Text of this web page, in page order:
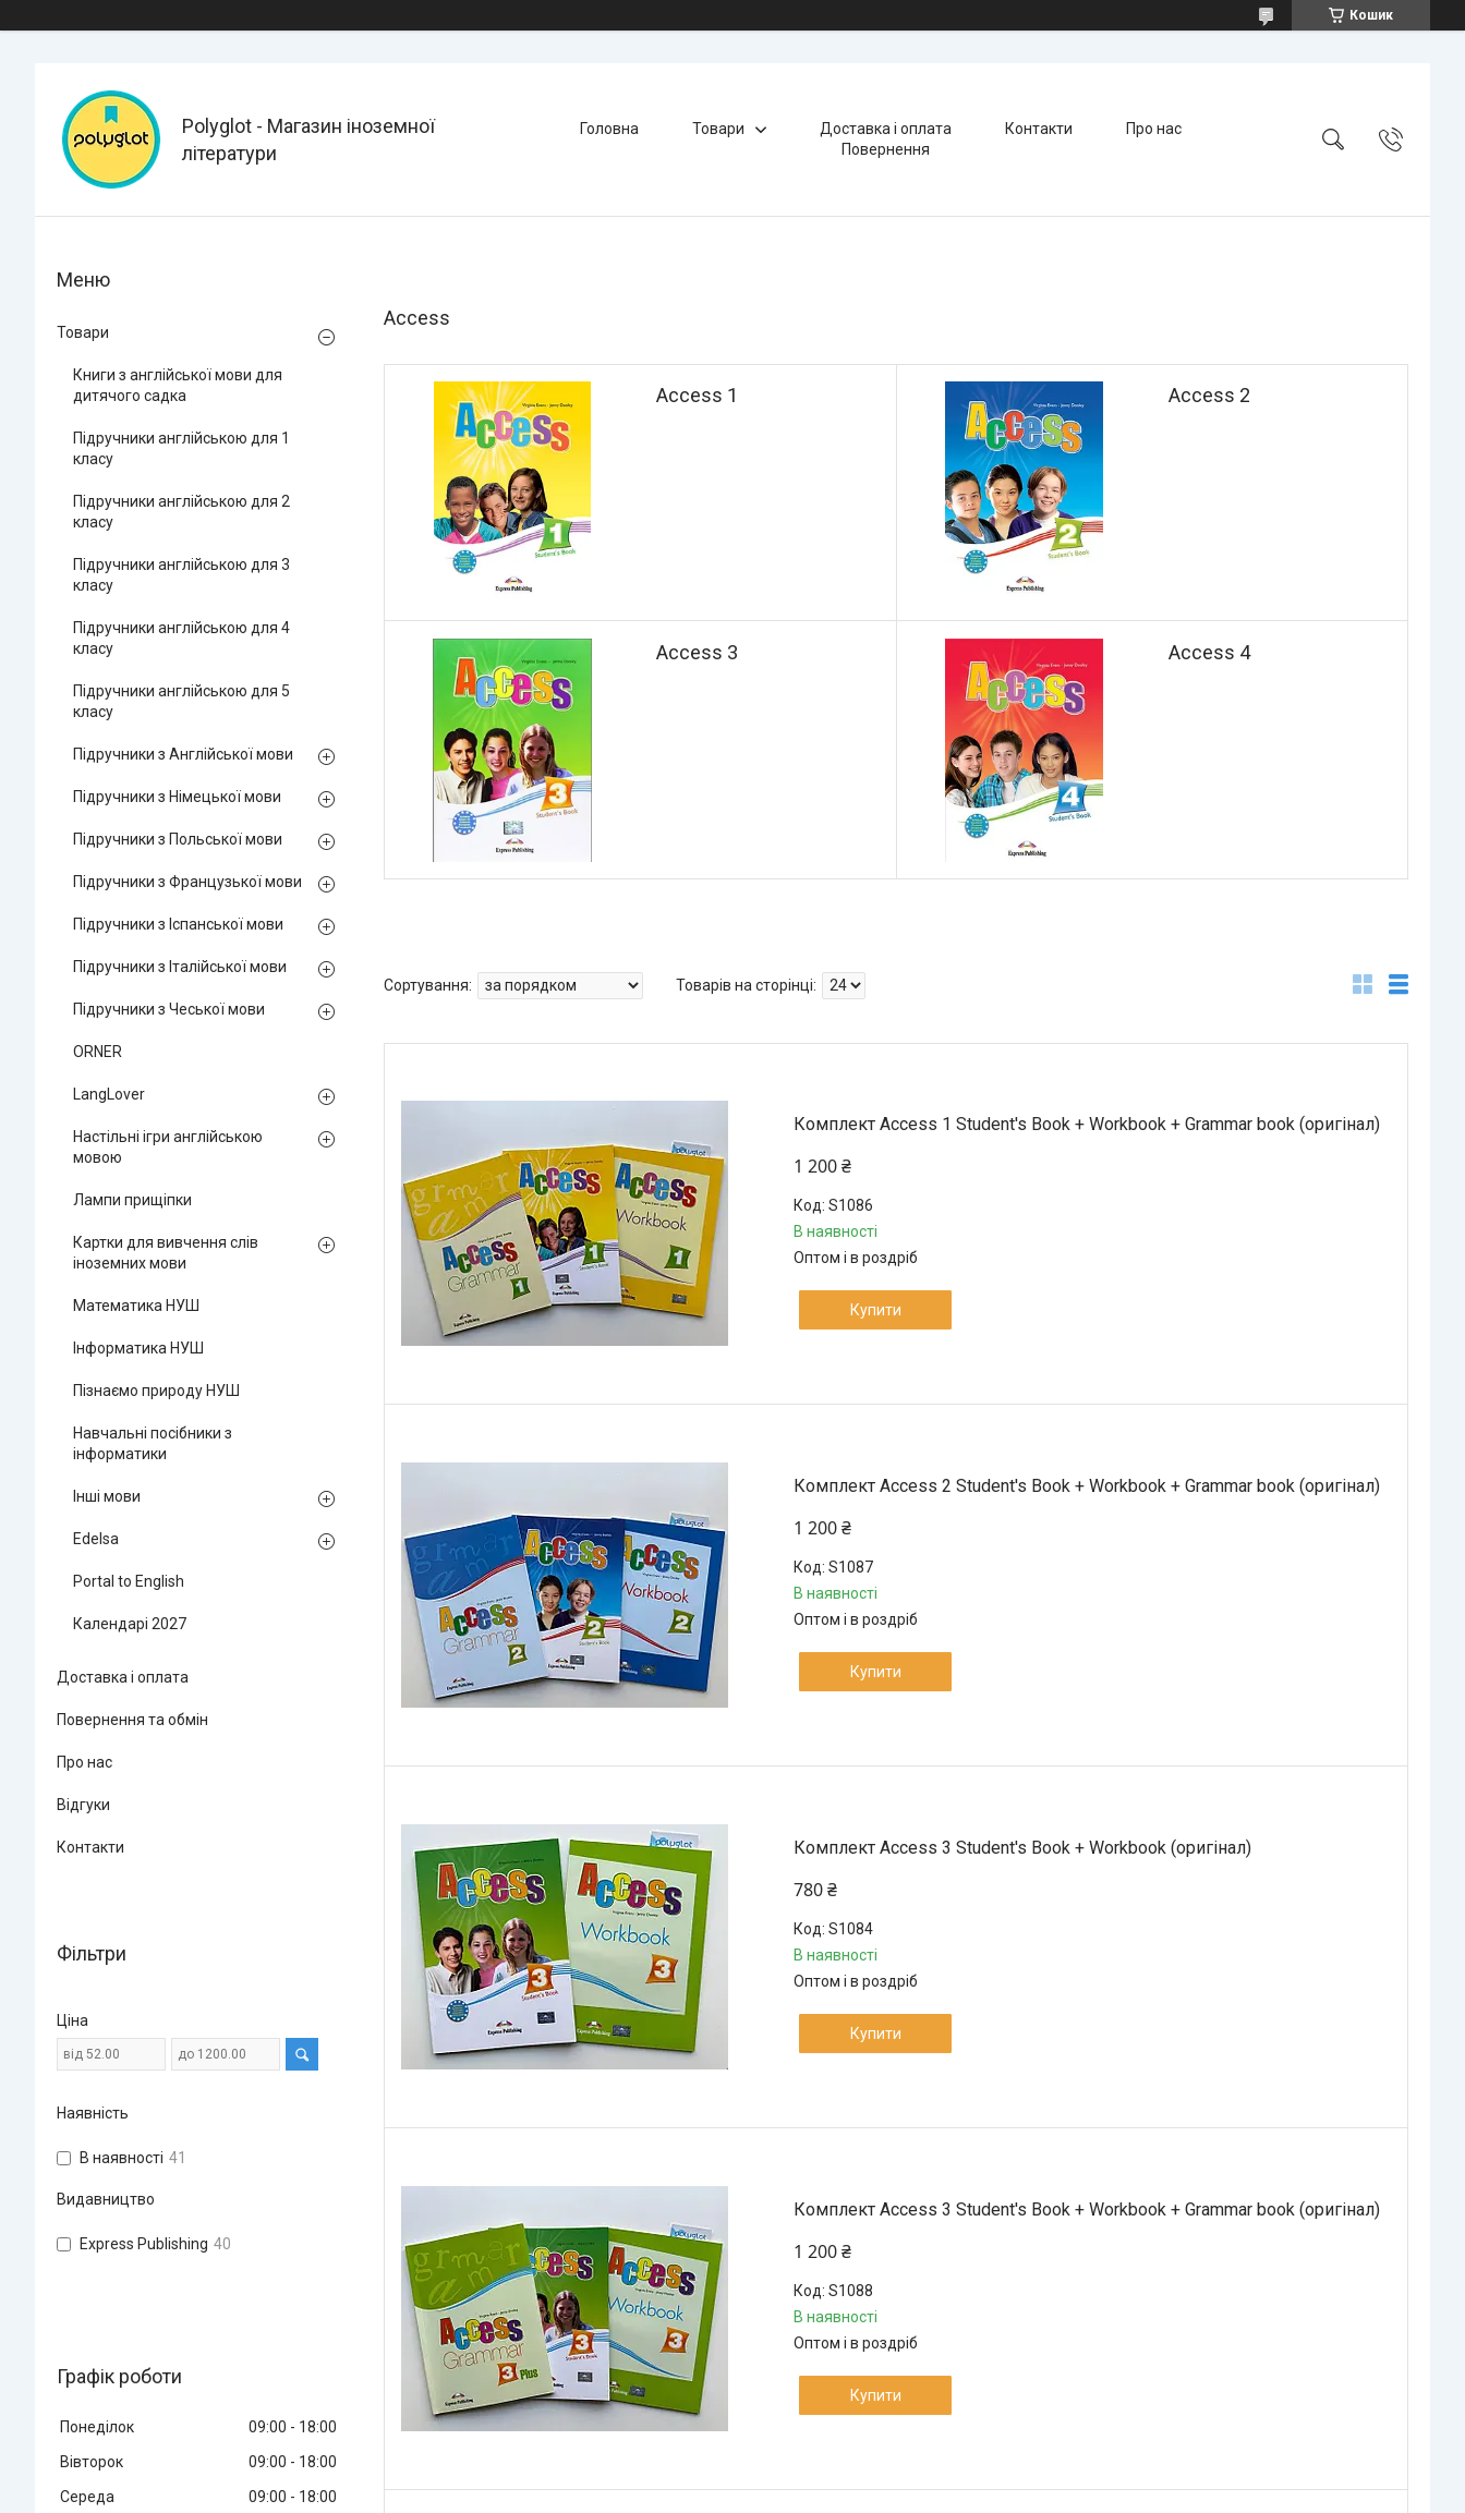
Кошик
Polyglot - Магазин іноземної
літератури
Головна Товари Доставка і оплата Контакти
Про нас
Повернення
Access
Access 1 Access 2
Access 3 Access 4
Комплект Access 1 Student's Book + Workbook + Grammar book (оригінал)
1 200 ₴
S1086
В наявності
Оптом і в роздріб
Купити
Комплект Access 2 Student's Book + Workbook + Grammar book (оригінал)
1 200 ₴
S1087
В наявності
Оптом і в роздріб
Купити
Комплект Access 3 Student's Book + Workbook (оригінал)
780 ₴
S1084
В наявності
Оптом і в роздріб
Купити
Комплект Access 3 Student's Book + Workbook + Grammar book (оригінал)
1 200 ₴
S1088
В наявності
Оптом і в роздріб
Купити
Товари
Книги з англійської мови для
дитячого садка
Підручники англійською для 1
класу
Підручники англійською для 2
класу
Підручники англійською для 3
класу
Підручники англійською для 4
класу
Підручники англійською для 5
класу
Підручники з Англійської мови
Підручники з Німецької мови
Підручники з Польської мови
Підручники з Французької мови
Підручники з Іспанської мови
Підручники з Італійської мови
Підручники з Чеської мови
ORNER
LangLover
Настільні ігри англійською
мовою
Лампи прищіпки
Картки для вивчення слів
іноземних мови
Математика НУШ
Інформатика НУШ
Пізнаємо природу НУШ
Навчальні посібники з
інформатики
Інші мови
Edelsa
Portal to English
Календарі 2027
Доставка і оплата
Повернення та обмін
Про нас
Відгуки
Контакти
Фільтри
Ціна
Наявність
В наявності 41
Видавництво
Express Publishing 40
Графік роботи
Понеділок 09:00
18:00
Вівторок
09:00
18:00
Середа
09:00
18:00